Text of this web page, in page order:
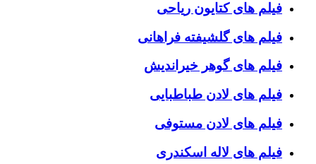
فیلم های کتایون ریاحی
فیلم های گلشیفته فراهانی
فیلم های گوهر خیراندیش
فیلم های لادن طباطبایی
فیلم های لادن مستوفی
فیلم های لاله اسکندری